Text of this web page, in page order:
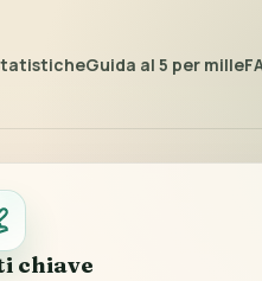
Guida al 5 per mille
chiave